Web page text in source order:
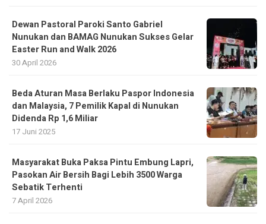
Dewan Pastoral Paroki Santo Gabriel
Nunukan dan BAMAG Nunukan Sukses Gelar
Easter Run and Walk 2026
30 April 2026
Beda Aturan Masa Berlaku Paspor Indonesia
dan Malaysia, 7 Pemilik Kapal di Nunukan
Didenda Rp 1,6 Miliar
17 Juni 2025
Masyarakat Buka Paksa Pintu Embung Lapri,
Pasokan Air Bersih Bagi Lebih 3500 Warga
Sebatik Terhenti
7 April 2026